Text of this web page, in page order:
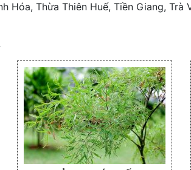
Hóa, Thừa Thiên Huế, Tiền Giang, Trà